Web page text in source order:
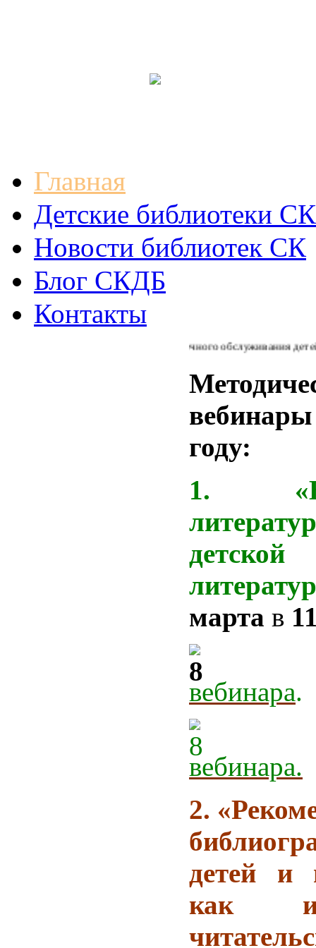
Главная
Детские библиотеки СК
Новости библиотек СК
Блог СКДБ
Контакты
Из Концепции библиотечного обслуживания детей
вебинары
году:
1.
детской
марта в
вебинара.
вебинара.
2.
детей и
как